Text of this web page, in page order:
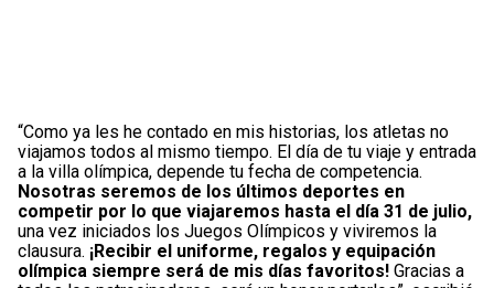
“Como ya les he contado en mis historias, los atletas no
viajamos todos al mismo tiempo. El día de tu viaje y entrada
a la villa olímpica, depende tu fecha de competencia.
Nosotras seremos de los últimos deportes en
competir por lo que viajaremos hasta el día 31 de julio,
una vez iniciados los Juegos Olímpicos y viviremos la
clausura. ¡Recibir el uniforme, regalos y equipación
olímpica siempre será de mis días favoritos! Gracias a